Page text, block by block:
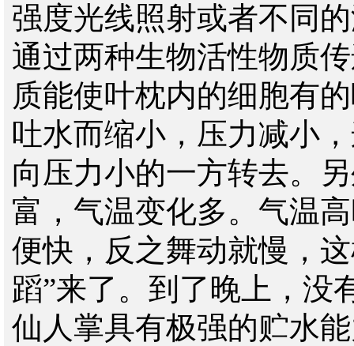
强度光线照射或者不同
通过两种生物活性物质
质能使叶枕内的细胞有
吐水而缩小，压力减小
向压力小的一方转去。
富，气温变化多。气温
便快，反之舞动就慢，
蹈”来了。到了晚上，没
仙人掌具有极强的贮水